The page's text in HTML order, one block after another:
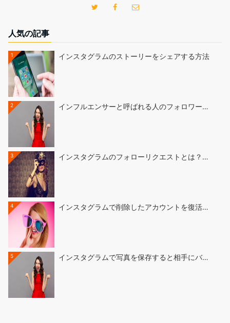
人気の記事
1 インスタグラムのストーリーをシェアする方法
2 インフルエンサーと呼ばれる人のフォロワー…
3 インスタグラムのフォローリクエストとは？…
4 インスタグラムで削除したアカウントを復活…
5 インスタグラムで写真を保存すると相手にバ…